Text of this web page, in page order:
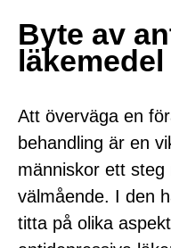
Byte av
läkemedel
Att överväga en
behandling är en
människor ett
välmående. I den
titta på olika